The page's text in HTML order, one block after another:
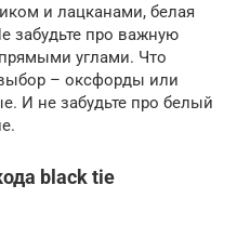
и лацканами, белая
забудьте про важную
углами. Что
– оксфорды или
И не забудьте про белый
black tie